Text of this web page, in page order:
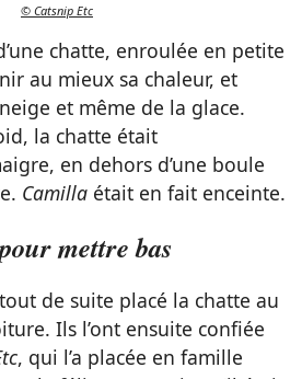
© Catsnip Etc
chatte, enroulée en petite
au mieux sa chaleur, et
et même de la glace.
la chatte était
en dehors d’une boule
Camilla était en fait enceinte.
mettre bas
de suite placé la chatte au
Ils l’ont ensuite confiée
, qui l’a placée en famille